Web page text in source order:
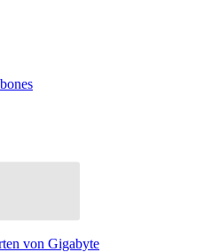
von Gigabyte